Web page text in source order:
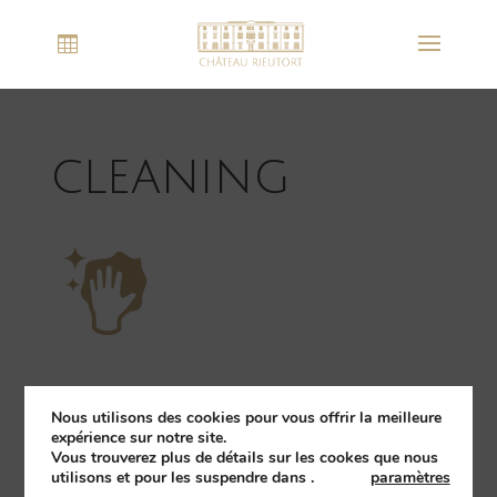
cleaning
2015 - 2018 ©Château Rieutort-Fait avec passion
Nous utilisons des cookies pour vous offrir la meilleure
expérience sur notre site.
Vous trouverez plus de détails sur les cookes que nous
utilisons et pour les suspendre dans
paramètres
.